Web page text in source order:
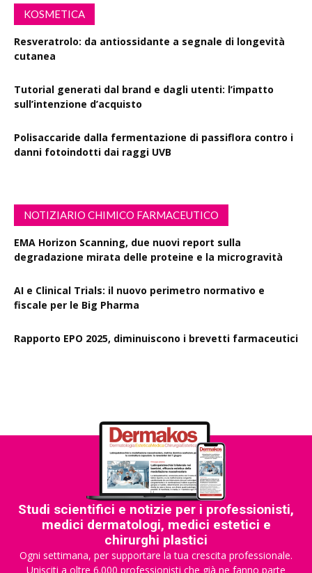
KOSMETICA
Resveratrolo: da antiossidante a segnale di longevità
cutanea
Tutorial generati dal brand e dagli utenti: l’impatto
sull’intenzione d’acquisto
Polisaccaride dalla fermentazione di passiflora contro i
danni fotoindotti dai raggi UVB
NOTIZIARIO CHIMICO FARMACEUTICO
EMA Horizon Scanning, due nuovi report sulla
degradazione mirata delle proteine e la microgravità
AI e Clinical Trials: il nuovo perimetro normativo e
fiscale per le Big Pharma
Rapporto EPO 2025, diminuiscono i brevetti farmaceutici
Studi scientifici e notizie per i professionisti,
medici dermatologi, medici estetici e
chirurghi plastici
Ogni settimana, per supportare la tua crescita professionale.
Unisciti a oltre 6.000 professionisti che già ne fanno parte